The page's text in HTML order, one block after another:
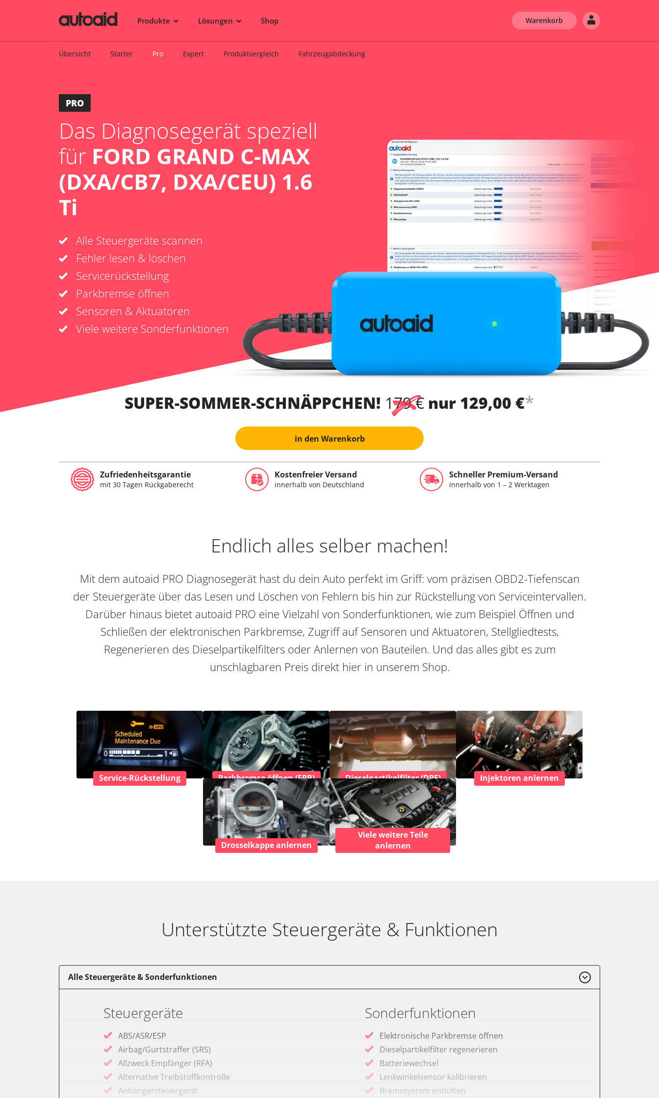
Produkte Lösungen Shop Warenkorb
Übersicht Starter Pro Expert Produktvergleich Fahrzeugabdeckung
PRO
Das Diagnosegerät speziell
für FORD GRAND C-MAX
(DXA/CB7, DXA/CEU) 1.6
Ti
Alle Steuergeräte scannen
Fehler lesen & löschen
Servicerückstellung
Parkbremse öffnen
Sensoren & Aktuatoren
Viele weitere Sonderfunktionen
SUPER-SOMMER-SCHNÄPPCHEN! 179 € nur 129,00 €*
in den Warenkorb
Zufriedenheitsgarantie
mit 30 Tagen Rückgaberecht
Kostenfreier Versand
innerhalb von Deutschland
Schneller Premium-Versand
innerhalb von 1 – 2 Werktagen
Endlich alles selber machen!
Mit dem autoaid PRO Diagnosegerät hast du dein Auto perfekt im Griff: vom präzisen OBD2-Tiefenscan
der Steuergeräte über das Lesen und Löschen von Fehlern bis hin zur Rückstellung von Serviceintervallen.
Darüber hinaus bietet autoaid PRO eine Vielzahl von Sonderfunktionen, wie zum Beispiel Öffnen und
Schließen der elektronischen Parkbremse, Zugriff auf Sensoren und Aktuatoren, Stellgliedtests,
Regenerieren des Dieselpartikelfilters oder Anlernen von Bauteilen. Und das alles gibt es zum
unschlagbaren Preis direkt hier in unserem Shop.
Service-Rückstellung Parkbremse öffnen (EPB) Dieselpartikelfilter (DPF) Injektoren anlernen
Drosselkappe anlernen
Viele weitere Teile
anlernen
Unterstützte Steuergeräte & Funktionen
Alle Steuergeräte & Sonderfunktionen
Steuergeräte
ABS/ASR/ESP
Airbag/Gurtstraffer (SRS)
Allzweck Empfänger (RFA)
Alternative Treibstoffkontrolle
Anhängersteuergerät
Sonderfunktionen
Elektronische Parkbremse öffnen
Dieselpartikelfilter regenerieren
Batteriewechsel
Lenkwinkelsensor kalibrieren
Bremssystem entlüften